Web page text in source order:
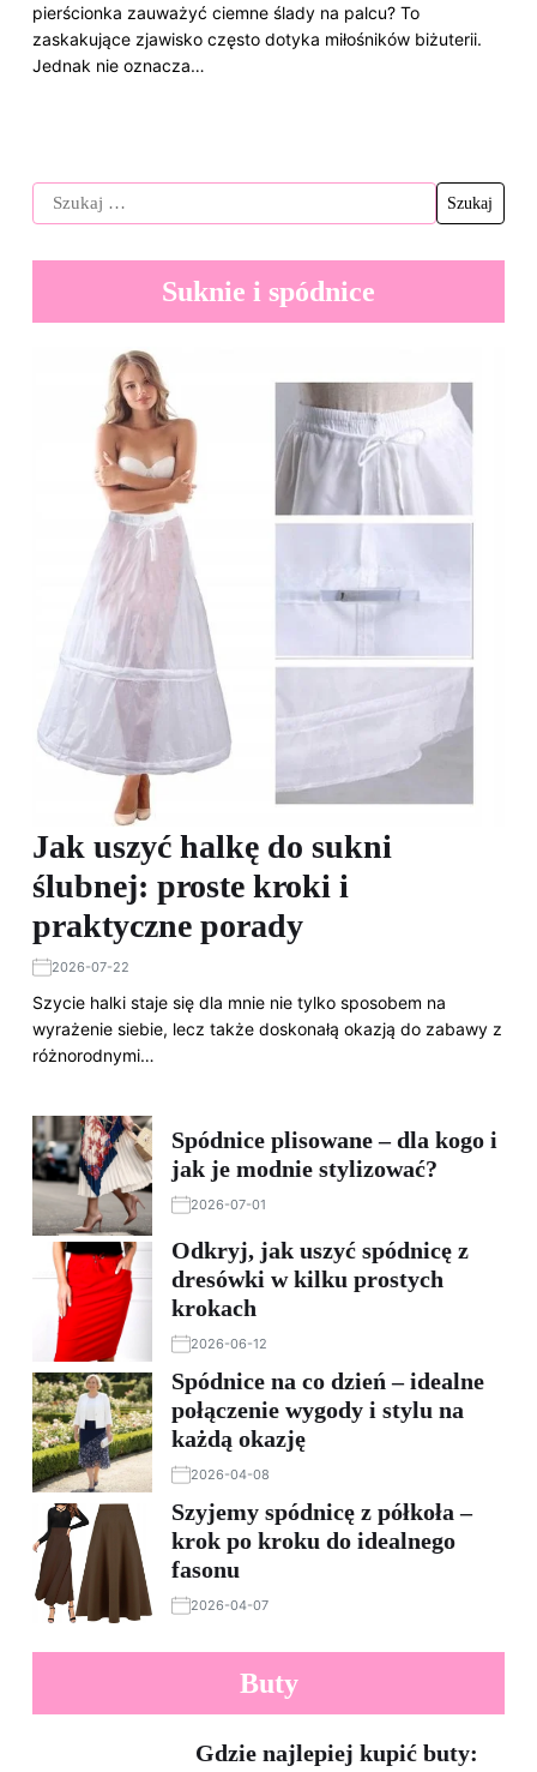
pierścionka zauważyć ciemne ślady na palcu? To
zaskakujące zjawisko często dotyka miłośników biżuterii.
Jednak nie oznacza…
Suknie i spódnice
Jak uszyć halkę do sukni
ślubnej: proste kroki i
praktyczne porady
2026-07-22
Szycie halki staje się dla mnie nie tylko sposobem na
wyrażenie siebie, lecz także doskonałą okazją do zabawy z
różnorodnymi…
Spódnice plisowane – dla kogo i
jak je modnie stylizować?
2026-07-01
Odkryj, jak uszyć spódnicę z
dresówki w kilku prostych
krokach
2026-06-12
Spódnice na co dzień – idealne
połączenie wygody i stylu na
każdą okazję
2026-04-08
Szyjemy spódnicę z półkoła –
krok po kroku do idealnego
fasonu
2026-04-07
Buty
Gdzie najlepiej kupić buty: